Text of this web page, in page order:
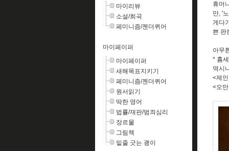
휴머
만, '
게다
쁜 판
아무
* 흄
역시
<제
<오
마이리뷰
소설/희곡
페미니즘/젠더퀴어
마이페이퍼
마이페이퍼
새해목표지키기
페미니즘/젠더퀴어
원서읽기
딱한 영어
법률/재판/범죄심리
장르물
그림책
밑줄 긋는 괭이